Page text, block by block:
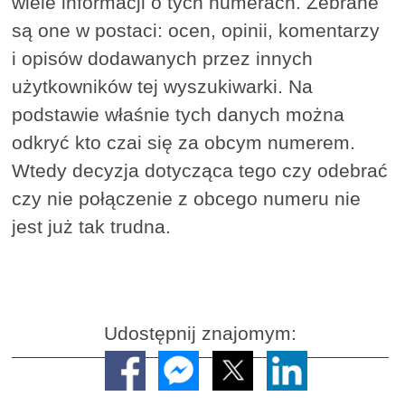
są one w postaci: ocen, opinii, komentarzy
i opisów dodawanych przez innych
użytkowników tej wyszukiwarki. Na
podstawie właśnie tych danych można
odkryć kto czai się za obcym numerem.
Wtedy decyzja dotycząca tego czy odebrać
czy nie połączenie z obcego numeru nie
jest już tak trudna.
Udostępnij znajomym: